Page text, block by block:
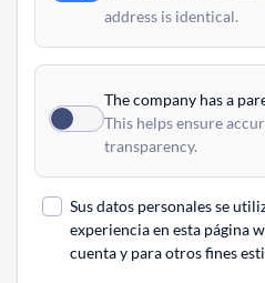
address is identical.
The company has a
This helps ensure
transparency.
Sus datos personales se
experiencia en esta página
cuenta y para otros fines